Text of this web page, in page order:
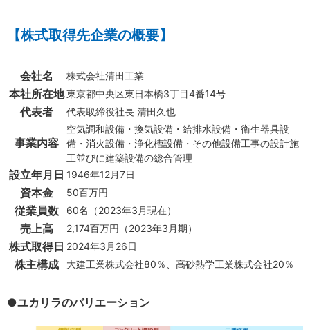
【株式取得先企業の概要】
会社名 株式会社清田工業
本社所在地 東京都中央区東日本橋3丁目4番14号
代表者 代表取締役社長 清田久也
事業内容
空気調和設備・換気設備・給排水設備・衛生器具設
備・消火設備・浄化槽設備・その他設備工事の設計施
工並びに建築設備の総合管理
設立年月日 1946年12月7日
資本金 50百万円
従業員数 60名（2023年3月現在）
売上高 2,174百万円（2023年3月期）
株式取得日 2024年3月26日
株主構成 大建工業株式会社80％、高砂熱学工業株式会社20％
●ユカリラのバリエーション